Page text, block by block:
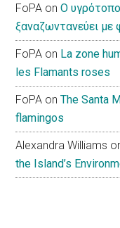
FoPA onΟ
ξαναζωντανεύει με
FoPA on La zone
les Flamants roses
FoPA onThe Santa
flamingos
Alexandra Williams
the Island’s